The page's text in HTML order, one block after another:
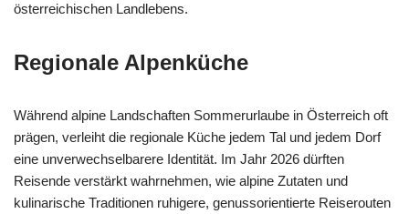
österreichischen Landlebens.
Regionale Alpenküche
Während alpine Landschaften Sommerurlaube in Österreich oft
prägen, verleiht die regionale Küche jedem Tal und jedem Dorf
eine unverwechselbarere Identität. Im Jahr 2026 dürften
Reisende verstärkt wahrnehmen, wie alpine Zutaten und
kulinarische Traditionen ruhigere, genussorientierte Reiserouten